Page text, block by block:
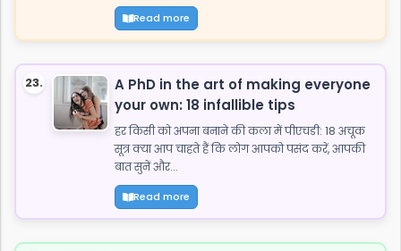
Read more
23.
A PhD in the art of making everyone
your own: 18 infallible tips
हर किसी को अपना बनाने की कला में पीएचडी: 18 अचूक
सूत्र क्या आप चाहते हैं कि लोग आपको पसंद करें, आपकी
बात सुनें और...
Read more